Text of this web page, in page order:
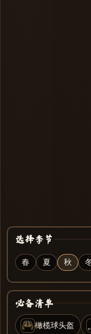
选择季节
春 夏 秋
必备清单
橄榄球头盔